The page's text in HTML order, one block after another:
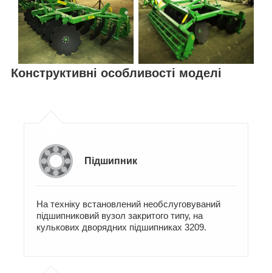
Конструктивні особливості моделі
Підшипник
На техніку встановлений необслуговуваний
підшипниковий вузол закритого типу, на
кулькових дворядних підшипниках 3209.